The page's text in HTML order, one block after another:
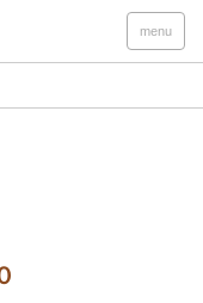
menu